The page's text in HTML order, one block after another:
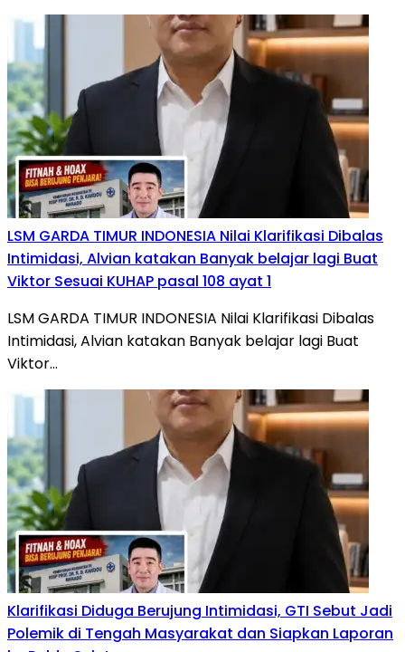
LSM GARDA TIMUR INDONESIA Nilai Klarifikasi Dibalas
Intimidasi, Alvian katakan Banyak belajar lagi Buat
Viktor Sesuai KUHAP pasal 108 ayat 1
LSM GARDA TIMUR INDONESIA Nilai Klarifikasi Dibalas
Intimidasi, Alvian katakan Banyak belajar lagi Buat
Viktor…
Klarifikasi Diduga Berujung Intimidasi, GTI Sebut Jadi
Polemik di Tengah Masyarakat dan Siapkan Laporan